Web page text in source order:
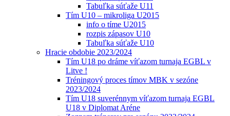
Tabuľka súťaže U11
Tím U10 – mikroliga U2015
info o tíme U2015
rozpis zápasov U10
Tabuľka súťaže U10
Hracie obdobie 2023/2024
Tím U18 po dráme víťazom turnaja EGBL v
Litve !
Tréningový proces tímov MBK v sezóne
2023/2024
Tím U18 suverénnym víťazom turnaja EGBL
U18 v Diplomat Aréne